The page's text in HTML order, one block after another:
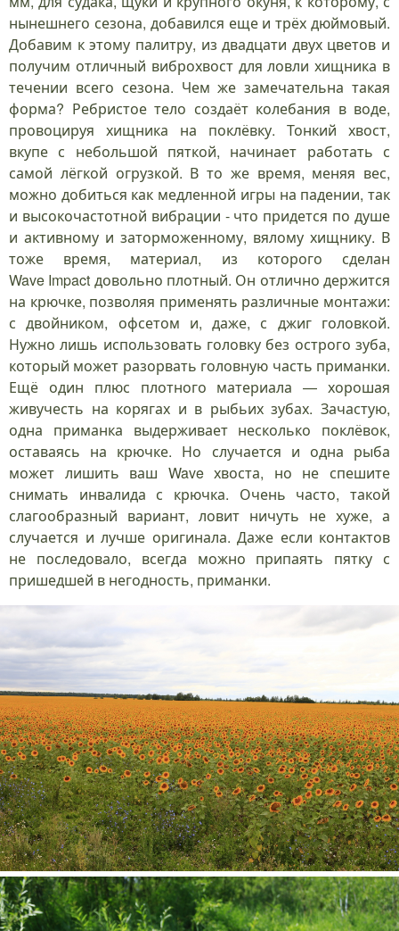
нынешнего сезона, добавился еще и трёх дюймовый.
Добавим к этому палитру, из двадцати двух цветов и
получим отличный виброхвост для ловли хищника в
течении всего сезона. Чем же замечательна такая
форма? Ребристое тело создаёт колебания в воде,
провоцируя хищника на поклёвку. Тонкий хвост,
вкупе с небольшой пяткой, начинает работать с
самой лёгкой огрузкой. В то же время, меняя вес,
можно добиться как медленной игры на падении, так
и высокочастотной вибрации - что придется по душе
и активному и заторможенному, вялому хищнику. В
тоже время, материал, из которого сделан
Wave Impact довольно плотный. Он отлично держится
на крючке, позволяя применять различные монтажи:
с двойником, офсетом и, даже, с джиг головкой.
Нужно лишь использовать головку без острого зуба,
который может разорвать головную часть приманки.
Ещё один плюс плотного материала — хорошая
живучесть на корягах и в рыбьих зубах. Зачастую,
одна приманка выдерживает несколько поклёвок,
оставаясь на крючке. Но случается и одна рыба
может лишить ваш Wave хвоста, но не спешите
снимать инвалида с крючка. Очень часто, такой
слагообразный вариант, ловит ничуть не хуже, а
случается и лучше оригинала. Даже если контактов
не последовало, всегда можно припаять пятку с
пришедшей в негодность, приманки.